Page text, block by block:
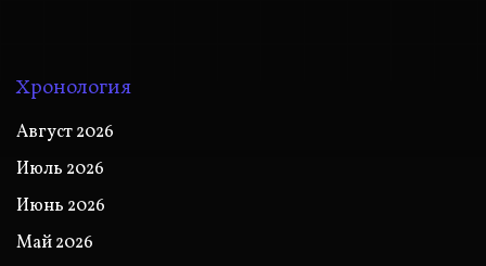
Хронология
Август 2026
Июль 2026
Июнь 2026
Май 2026